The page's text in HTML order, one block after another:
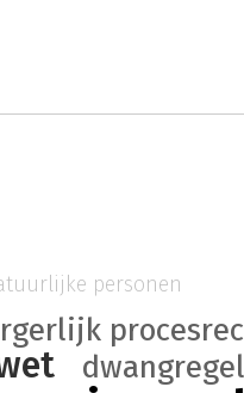
personen